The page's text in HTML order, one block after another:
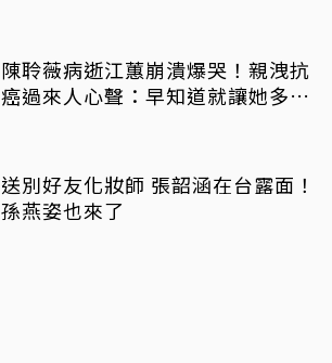
陳聆薇病逝江蕙崩潰爆哭！親洩抗
癌過來人心聲：早知道就讓她多化
送別好友化妝師 張韶涵在台露面！
孫燕姿也來了